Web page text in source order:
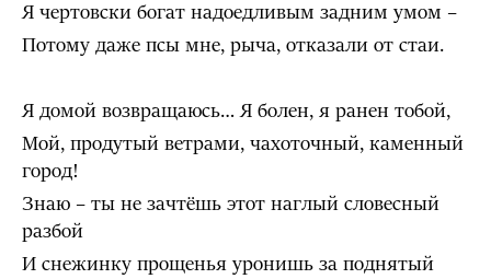
Я чертовски богат надоедливым задним умом –
Потому даже псы мне, рыча, отказали от стаи.
Я домой возвращаюсь… Я болен, я ранен тобой,
Мой, продутый ветрами, чахоточный, каменный
город!
Знаю – ты не зачтёшь этот наглый словесный
разбой
И снежинку прощенья уронишь за поднятый